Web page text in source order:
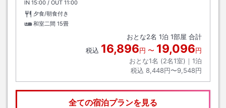
IN チェックイン
15:00 / OUT チェックアウト
11:00
夕食/朝食付き
和室二間 15畳
おとな2名 1泊 1部屋 合計
税込 16,896円 〜 19,096円
おとな1名 (2名1室)｜ 1泊
税込 8,448円〜9,548円
全ての宿泊プランを見る